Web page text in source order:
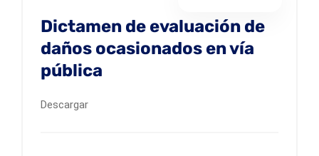
Dictamen de evaluación de
daños ocasionados en vía
pública
Descargar